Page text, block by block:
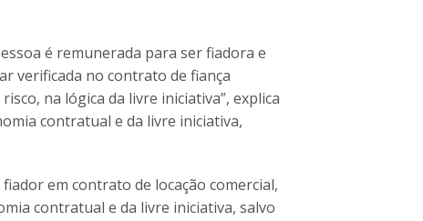
é remunerada para ser fiadora e
verificada no contrato de fiança
na lógica da livre iniciativa”, explica
contratual e da livre iniciativa,
em contrato de locação comercial,
contratual e da livre iniciativa, salvo